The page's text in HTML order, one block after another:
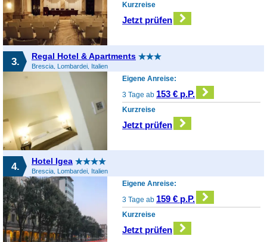
Kurzreise
Jetzt prüfen
3. Regal Hotel & Apartments
Brescia, Lombardei, Italien
Eigene Anreise:
3 Tage ab 153 € p.P.
Kurzreise
Jetzt prüfen
4. Hotel Igea
Brescia, Lombardei, Italien
Eigene Anreise:
3 Tage ab 159 € p.P.
Kurzreise
Jetzt prüfen